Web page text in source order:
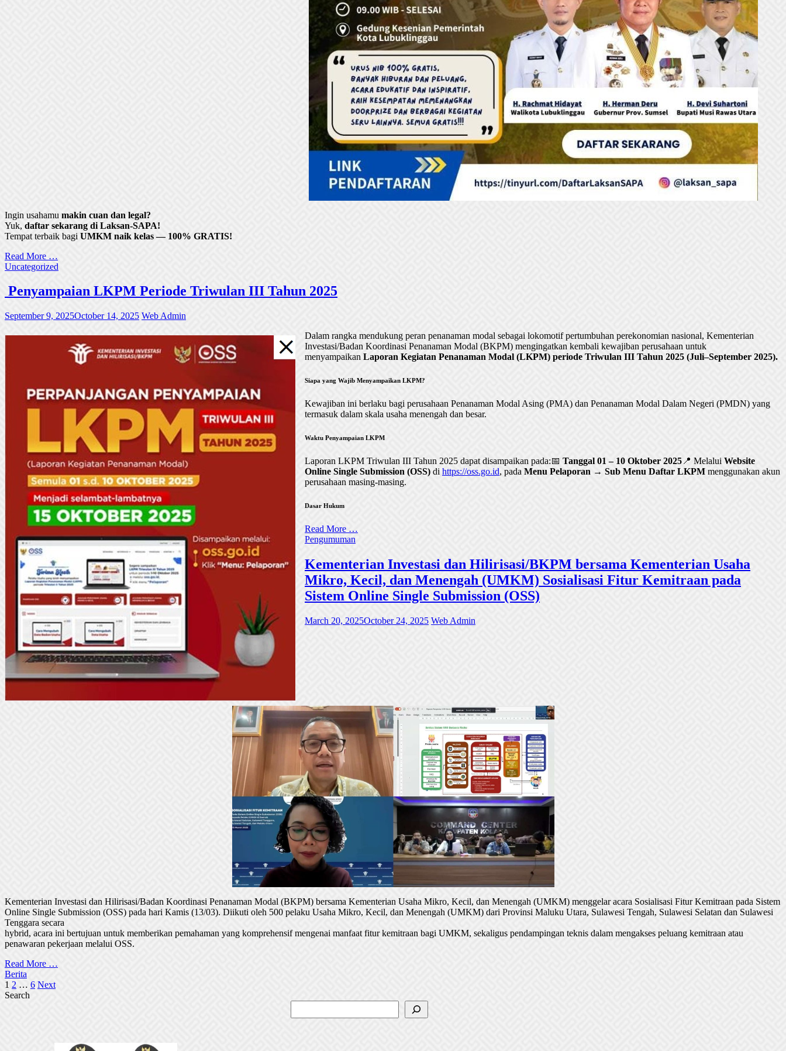
Ingin usahamu makin cuan dan legal?
Yuk, daftar sekarang di Laksan-SAPA!
Tempat terbaik bagi UMKM naik kelas — 100% GRATIS!
Read More …
Uncategorized
Penyampaian LKPM Periode Triwulan III Tahun 2025
September 9, 2025October 14, 2025 Web Admin
Dalam rangka mendukung peran penanaman modal sebagai lokomotif pertumbuhan perekonomian nasional, Kementerian
Investasi/Badan Koordinasi Penanaman Modal (BKPM) mengingatkan kembali kewajiban perusahaan untuk
menyampaikan Laporan Kegiatan Penanaman Modal (LKPM) periode Triwulan III Tahun 2025 (Juli–September 2025).
Siapa yang Wajib Menyampaikan LKPM?
Kewajiban ini berlaku bagi perusahaan Penanaman Modal Asing (PMA) dan Penanaman Modal Dalam Negeri (PMDN) yang
termasuk dalam skala usaha menengah dan besar.
Waktu Penyampaian LKPM
Laporan LKPM Triwulan III Tahun 2025 dapat disampaikan pada:📅 Tanggal 01 – 10 Oktober 2025 📍 Melalui Website
Online Single Submission (OSS) di https://oss.go.id, pada Menu Pelaporan → Sub Menu Daftar LKPM menggunakan akun
perusahaan masing-masing.
Dasar Hukum
Read More …
Pengumuman
Kementerian Investasi dan Hilirisasi/BKPM bersama Kementerian Usaha
Mikro, Kecil, dan Menengah (UMKM) Sosialisasi Fitur Kemitraan pada
Sistem Online Single Submission (OSS)
March 20, 2025October 24, 2025 Web Admin
Kementerian Investasi dan Hilirisasi/Badan Koordinasi Penanaman Modal (BKPM) bersama Kementerian Usaha Mikro, Kecil, dan Menengah (UMKM) menggelar acara Sosialisasi Fitur Kemitraan pada Sistem
Online Single Submission (OSS) pada hari Kamis (13/03). Diikuti oleh 500 pelaku Usaha Mikro, Kecil, dan Menengah (UMKM) dari Provinsi Maluku Utara, Sulawesi Tengah, Sulawesi Selatan dan Sulawesi
Tenggara secara
hybrid, acara ini bertujuan untuk memberikan pemahaman yang komprehensif mengenai manfaat fitur kemitraan bagi UMKM, sekaligus pendampingan teknis dalam mengakses peluang kemitraan atau
penawaran pekerjaan melalui OSS.
Read More …
Berita
Posts
pagination
1 2 … 6 Next
Search